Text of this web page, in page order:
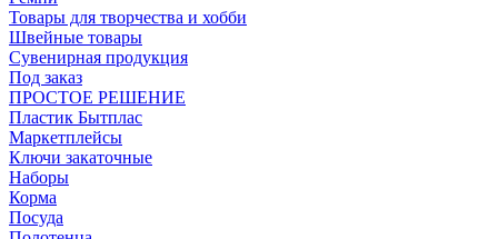
Товары для творчества и хобби
Швейные товары
Сувенирная продукция
Под заказ
ПРОСТОЕ РЕШЕНИЕ
Пластик Бытплас
Маркетплейсы
Ключи закаточные
Наборы
Корма
Посуда